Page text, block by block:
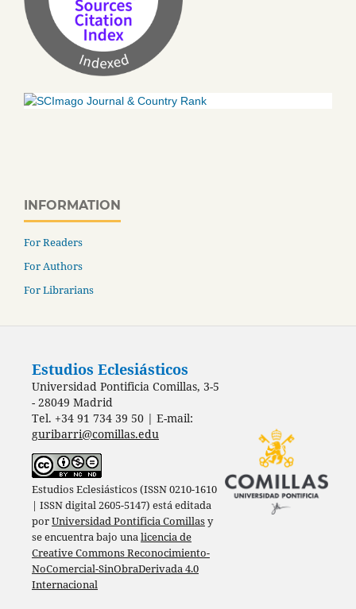
INFORMATION
For Readers
For Authors
For Librarians
Estudios Eclesiásticos
Universidad Pontificia Comillas, 3-5
- 28049 Madrid
Tel. +34 91 734 39 50 | E-mail:
guribarri@comillas.edu
Estudios Eclesiásticos (ISSN 0210-1610
| ISSN digital 2605-5147) está editada
porUniversidad Pontificia Comillasy
se encuentra bajo unalicencia de
Creative Commons Reconocimiento-
NoComercial-SinObraDerivada 4.0
Internacional